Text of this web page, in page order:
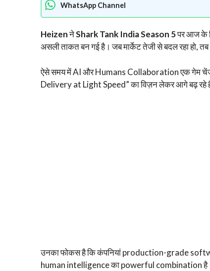
WhatsApp Channel
HeizenनेShark Tank India Season 5पर आज के
असली ताकत बन गई है। जब मार्केट तेजी से बदल रहा
ऐसे समय में AI और Humans Collaboration एक गेम
Delivery at Light Speed” का विज़न लेकर आगे बढ़ रहे
उनका फोकस है कि कंपनियां production-grade
human intelligence का powerful combination